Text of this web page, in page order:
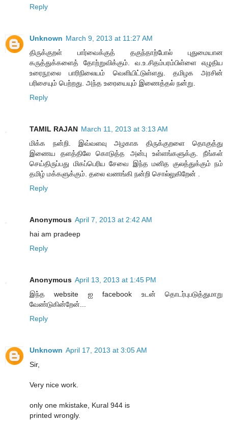
Reply
Unknown March 9, 2013 at 11:27 AM
திருக்குறள் பார்வைக்குத் தகுந்தாற்போல் புதுமையான
கருத்துக்களைத் தோற்றுவிக்கும். வ.உ.சிதம்பரம்பிள்ளை எழுதிய
உரைநூலை பாரிநிலையம் வெளியிட்டுள்ளது. தமிழக அரசின்
பரிசையும் பெற்றது. அந்த உரையையும் இணைத்தல் நன்று.
Reply
TAMIL RAJAN March 11, 2013 at 3:13 AM
மிக்க நன்றி. இவ்வளவு அழகாக திருக்குறளை தொகுத்து
இணைய தளத்திலே கொடுத்த அன்பு உள்ளங்களுக்கு. நீங்கள்
செய்திருப்பது மிகப்பெரிய சேவை இந்த மனித குலத்துக்கும் நம்
தமிழ் மக்களுக்கும். தலை வணங்கி நன்றி சொல்லுகிறேன் .
Reply
Anonymous April 7, 2013 at 2:42 AM
hai am pradeep
Reply
Anonymous April 13, 2013 at 1:45 PM
இந்த website ஐ facebook உடன் தொடர்புபடுத்துமாறு
வேண்டுகின்றேன்...
Reply
Unknown April 17, 2013 at 3:05 AM
Sir,
Very nice work.
only one mkistake, Kural 944 is
printed wrongly.